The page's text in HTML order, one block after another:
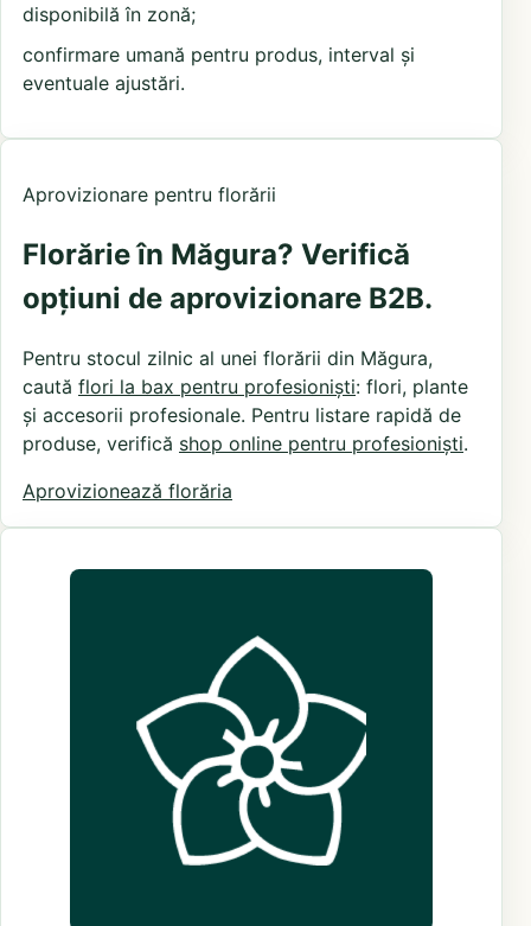
disponibilă în zonă;
confirmare umană pentru produs, interval și
eventuale ajustări.
Aprovizionare pentru florării
Florărie în Măgura? Verifică
opțiuni de aprovizionare B2B.
Pentru stocul zilnic al unei florării din Măgura,
caută flori la bax pentru profesioniști: flori, plante
și accesorii profesionale. Pentru listare rapidă de
produse, verifică shop online pentru profesioniști.
Aprovizionează florăria